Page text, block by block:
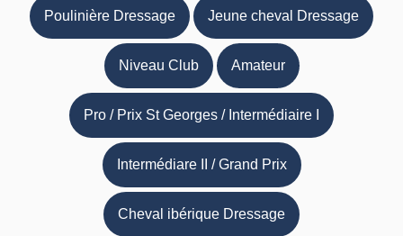
Poulinière Dressage Jeune cheval Dressage
Niveau Club Amateur
Pro / Prix St Georges / Intermédiaire I
Intermédiare II / Grand Prix
Cheval ibérique Dressage